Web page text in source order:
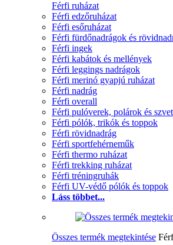
Férfi ruházat
Férfi edzőruházat
Férfi esőruházat
Férfi fürdőnadrágok és
Férfi ingek
Férfi kabátok és mellények
Férfi leggings nadrágok
Férfi merinó gyapjú ruházat
Férfi nadrág
Férfi overall
Férfi pulóverek, polárok és
Férfi pólók, trikók és toppok
Férfi rövidnadrág
Férfi sportfehérneműk
Férfi thermo ruházat
Férfi trekking ruházat
Férfi tréningruhák
Férfi UV-védő pólók és toppok
Láss többet...
Összes termék megtekintése